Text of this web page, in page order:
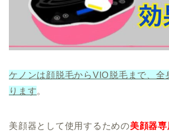
ケノンは顔脱毛からVIO脱毛まで、全
ります。
美顔器として使用するための美顔器